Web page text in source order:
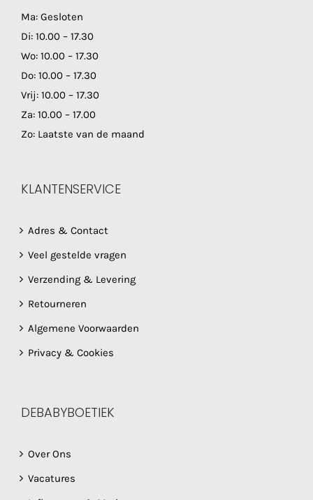
Ma: Gesloten
Di: 10.00 – 17.30
Wo: 10.00 – 17.30
Do: 10.00 – 17.30
Vrij: 10.00 – 17.30
Za: 10.00 – 17.00
Zo: Laatste van de maand
KLANTENSERVICE
Adres & Contact
Veel gestelde vragen
Verzending & Levering
Retourneren
Algemene Voorwaarden
Privacy & Cookies
DEBABYBOETIEK
Over Ons
Vacatures